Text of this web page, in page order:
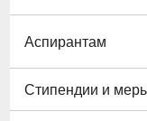
Аспирантам
Стипендии и